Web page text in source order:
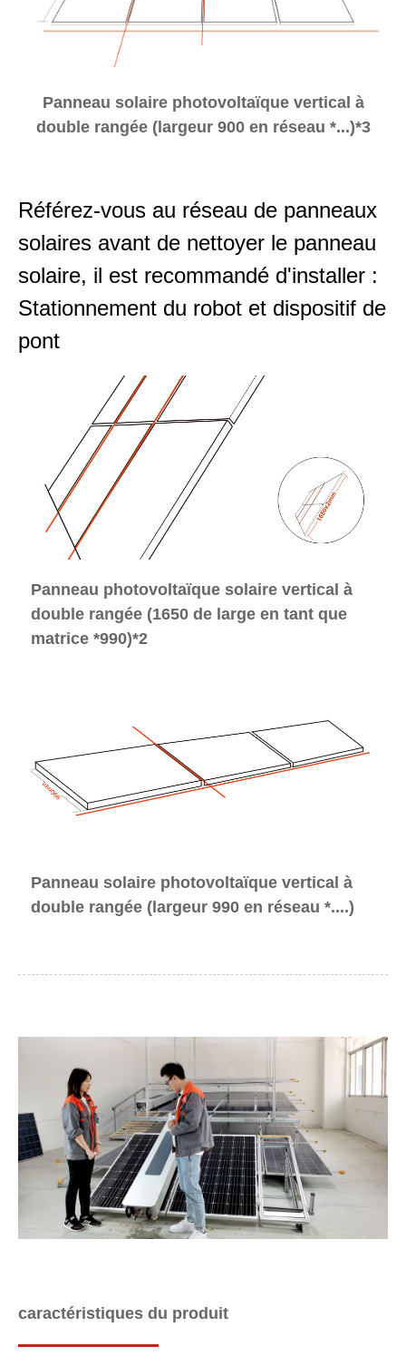
Panneau solaire photovoltaïque vertical à
double rangée (largeur 900 en réseau *...)*3
Référez-vous au réseau de panneaux
solaires avant de nettoyer le panneau
solaire, il est recommandé d'installer :
Stationnement du robot et dispositif de
pont
Panneau photovoltaïque solaire vertical à
double rangée (1650 de large en tant que
matrice *990)*2
Panneau solaire photovoltaïque vertical à
double rangée (largeur 990 en réseau *....)
caractéristiques du produit